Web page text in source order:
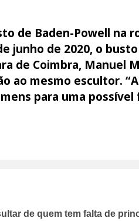
de Baden-Powell na
junho de 2020, o
de Coimbra, Manuel
ao mesmo escultor.
para uma
de quem tem falta de